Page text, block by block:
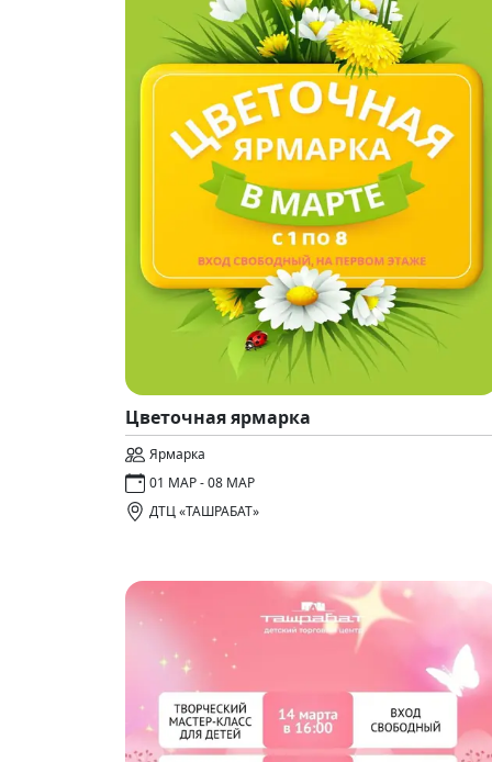
Цветочная ярмарка
Ярмарка
01 МАР - 08 МАР
ДТЦ «ТАШРАБАТ»